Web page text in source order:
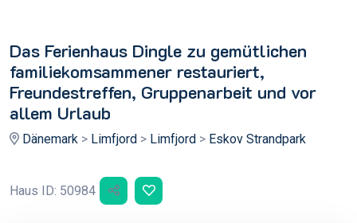
Das Ferienhaus Dingle zu gemütlichen
familiekomsammener restauriert,
Freundestreffen, Gruppenarbeit und vor
allem Urlaub
Dänemark > Limfjord > Limfjord > Eskov Strandpark
Haus ID: 50984